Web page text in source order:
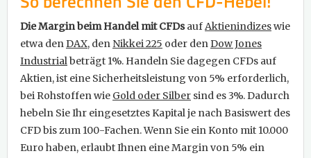
Die Margin beim Handel mit CFDsaufAktienindizeswie
etwa denDAX, den Nikkei 225 oder denDow Jones
Industrialbeträgt 1%. Handeln Sie dagegen CFDs auf
Aktien, ist eine Sicherheitsleistung von 5% erforderlich,
bei Rohstoffen wie Gold oder Silber sind es 3%. Dadurch
hebeln Sie Ihr eingesetztes Kapital je nach Basiswert des
CFD bis zum 100-Fachen. Wenn Sie ein Konto mit 10.000
Euro haben, erlaubt Ihnen eine Margin von 5% ein